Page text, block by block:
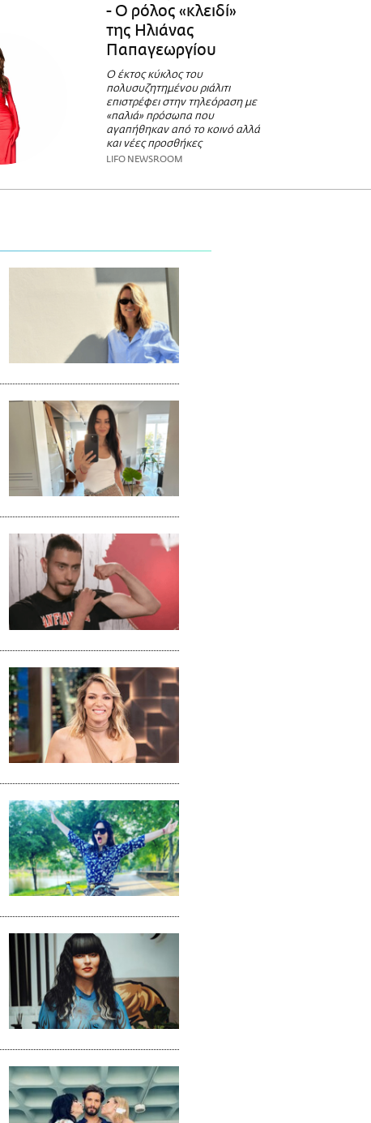
- Ο ρόλος «κλειδί»
της Ηλιάνας
Παπαγεωργίου
Ο έκτος κύκλος του
πολυσυζητημένου ριάλιτι
επιστρέφει στην τηλεόραση με
«παλιά» πρόσωπα που
αγαπήθηκαν από το κοινό αλλά
και νέες προσθήκες
LIFO NEWSROOM